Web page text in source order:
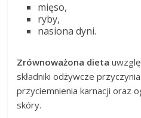
mięso,
ryby,
nasiona dyni.
Zrównoważona dieta
składniki odżywcze
przyciemnienia karnacji oraz
skóry.